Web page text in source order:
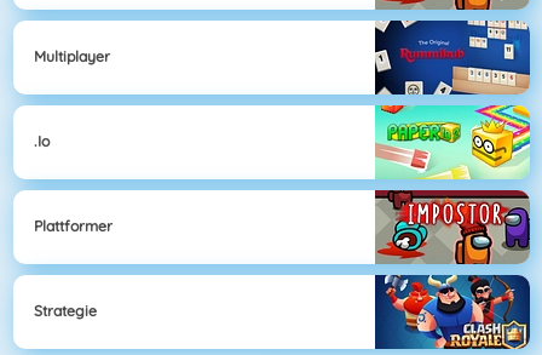
Multiplayer
.io
Plattformer
Strategie